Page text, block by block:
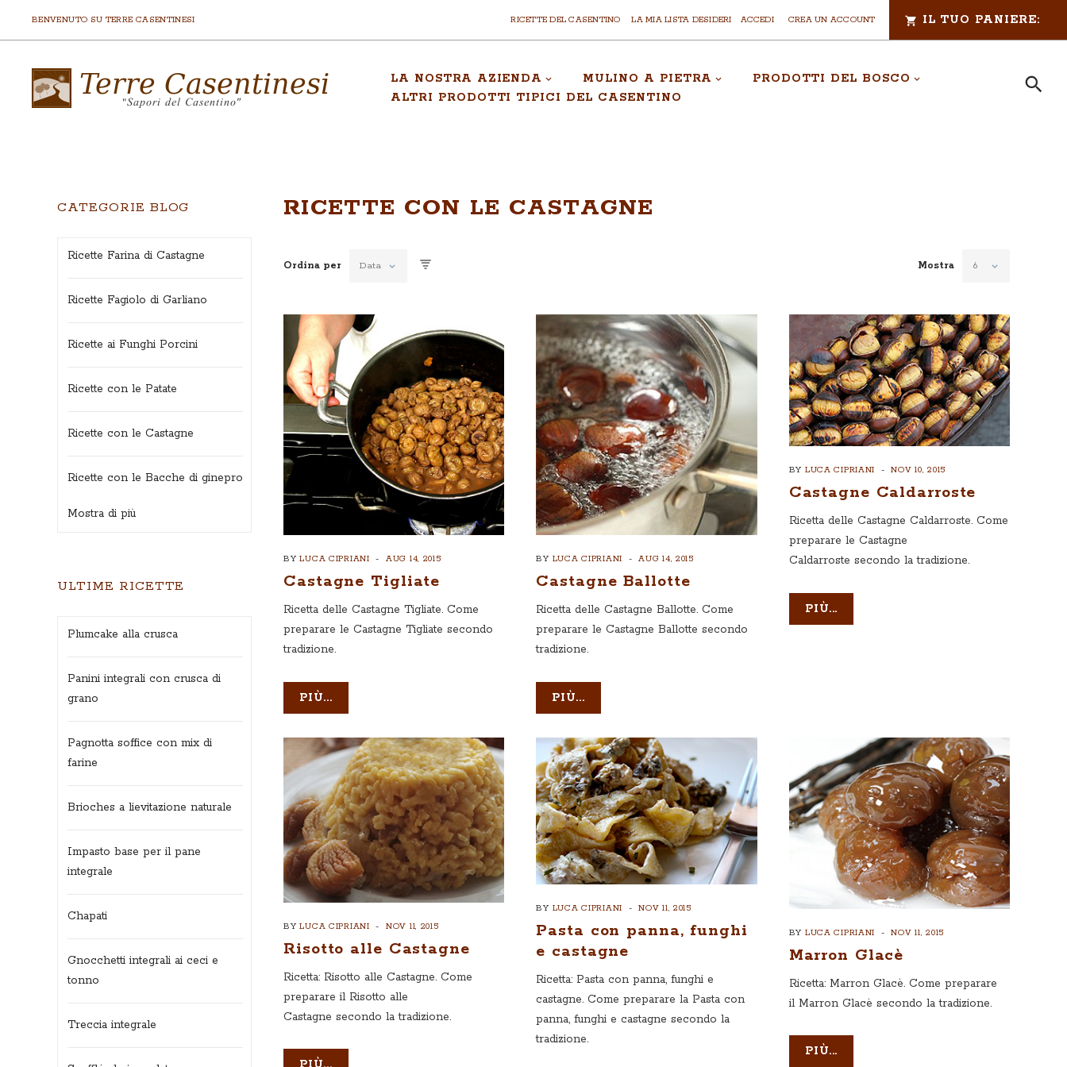
BENVENUTO SU TERRE CASENTINESI RICETTE DEL CASENTINO LA MIA LISTA DESIDERI ACCEDI CREA UN ACCOUNT IL TUO PANIERE:
LA NOSTRA AZIENDA MULINO A PIETRA
PRODOTTI DEL BOSCO
ALTRI PRODOTTI TIPICI DEL CASENTINO
Cerca
CATEGORIE BLOG
Ricette Farina di Castagne
Ricette Fagiolo di Garliano
Ricette ai Funghi Porcini
Ricette con le Patate
Ricette con le Castagne
Ricette con le Bacche di ginepro
Mostra di più
ULTIME RICETTE
Plumcake alla crusca
Panini integrali con crusca di
grano
Pagnotta soffice con mix di
farine
Brioches a lievitazione naturale
Impasto base per il pane
integrale
Chapati
Gnocchetti integrali ai ceci e
tonno
Treccia integrale
RICETTE CON LE CASTAGNE
Mostra
Ordina per
BYLUCA CIPRIANI AUG 14, 2015
Castagne Tigliate
Ricetta delle Castagne Tigliate. Come
preparare le Castagne Tigliate secondo
tradizione.
PIÙ...
BY LUCA CIPRIANI AUG 14, 2015
Castagne Ballotte
Ricetta delle Castagne Ballotte. Come
preparare le Castagne Ballotte secondo
tradizione.
PIÙ...
BY LUCA CIPRIANI NOV 10, 2015
Castagne Caldarroste
Ricetta delle Castagne Caldarroste. Come
preparare le Castagne
Caldarroste secondo la tradizione.
PIÙ...
BYLUCA CIPRIANI NOV 11, 2015
Risotto alle Castagne
Ricetta: Risotto alle Castagne. Come
preparare il Risotto alle
Castagne secondo la tradizione.
BY LUCA CIPRIANI NOV 11, 2015
Pasta con panna, funghi
e castagne
Ricetta: Pasta con panna, funghi e
castagne. Come preparare la Pasta con
panna, funghi e castagne secondo la
tradizione.
BY LUCA CIPRIANI NOV 11, 2015
Marron Glacè
Ricetta: Marron Glacè. Come preparare
il Marron Glacè secondo la tradizione.
PIÙ...